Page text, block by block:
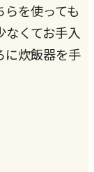
を使っても
くてお手入
に炊飯器を手